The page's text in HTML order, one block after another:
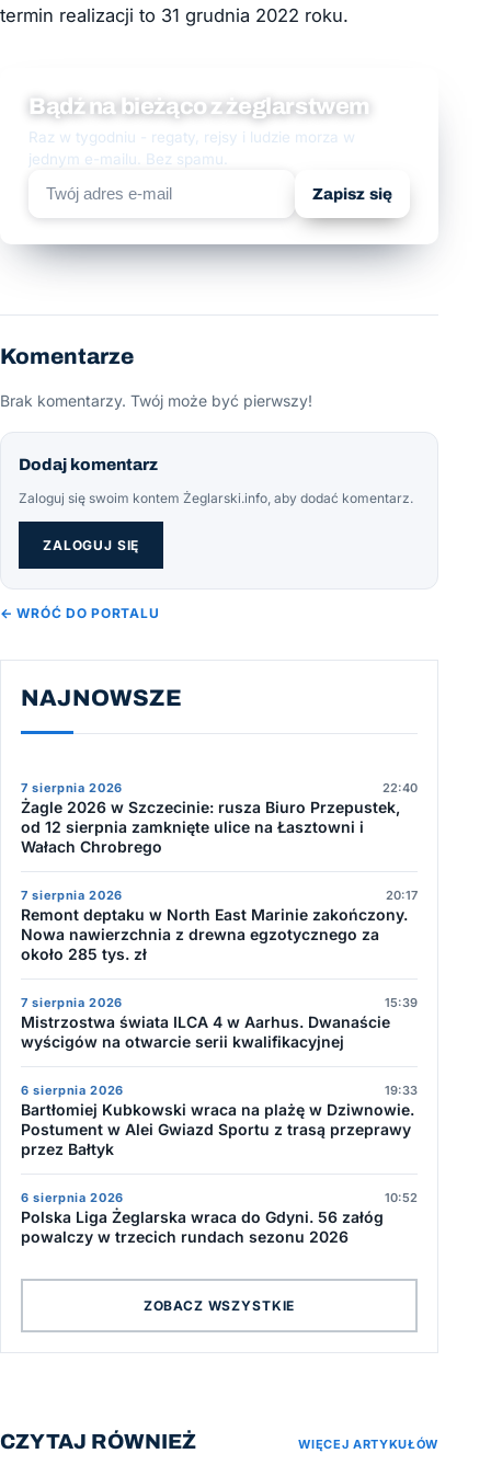
termin realizacji to 31 grudnia 2022 roku.
Bądź na bieżąco z żeglarstwem
Raz w tygodniu - regaty, rejsy i ludzie morza w
jednym e-mailu. Bez spamu.
Zapisz się
Komentarze
Brak komentarzy. Twój może być pierwszy!
Dodaj komentarz
Zaloguj się swoim kontem Żeglarski.info, aby dodać komentarz.
ZALOGUJ SIĘ
← WRÓĆ DO PORTALU
NAJNOWSZE
7 sierpnia 2026 22:40
Żagle 2026 w Szczecinie: rusza Biuro Przepustek,
od 12 sierpnia zamknięte ulice na Łasztowni i
Wałach Chrobrego
7 sierpnia 2026 20:17
Remont deptaku w North East Marinie zakończony.
Nowa nawierzchnia z drewna egzotycznego za
około 285 tys. zł
7 sierpnia 2026 15:39
Mistrzostwa świata ILCA 4 w Aarhus. Dwanaście
wyścigów na otwarcie serii kwalifikacyjnej
6 sierpnia 2026 19:33
Bartłomiej Kubkowski wraca na plażę w Dziwnowie.
Postument w Alei Gwiazd Sportu z trasą przeprawy
przez Bałtyk
6 sierpnia 2026 10:52
Polska Liga Żeglarska wraca do Gdyni. 56 załóg
powalczy w trzecich rundach sezonu 2026
ZOBACZ WSZYSTKIE
CZYTAJ RÓWNIEŻ WIĘCEJ ARTYKUŁÓW